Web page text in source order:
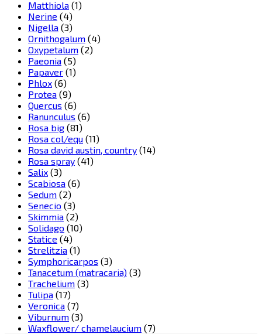
Matthiola (1)
Nerine (4)
Nigella (3)
Ornithogalum (4)
Oxypetalum (2)
Paeonia (5)
Papaver (1)
Phlox (6)
Protea (9)
Quercus (6)
Ranunculus (6)
Rosa big (81)
Rosa col/equ (11)
Rosa david austin, country (14)
Rosa spray (41)
Salix (3)
Scabiosa (6)
Sedum (2)
Senecio (3)
Skimmia (2)
Solidago (10)
Statice (4)
Strelitzia (1)
Symphoricarpos (3)
Tanacetum (matracaria) (3)
Trachelium (3)
Tulipa (17)
Veronica (7)
Viburnum (3)
Waxflower/ chamelaucium (7)